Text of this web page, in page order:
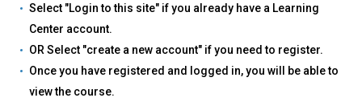
Select "Login to this site" if you already have a Learning
Center account.
OR Select "create a new account" if you need to register.
Once you have registered and logged in, you will be able to
view the course.